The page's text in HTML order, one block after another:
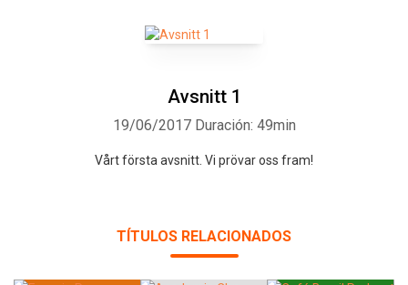
Avsnitt 1
19/06/2017 Duración: 49min
Vårt första avsnitt. Vi prövar oss fram!
TÍTULOS RELACIONADOS